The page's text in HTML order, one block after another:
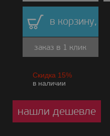
в корзину,
заказ в 1 клик
Скидка 15%
в наличии
нашли дешевле